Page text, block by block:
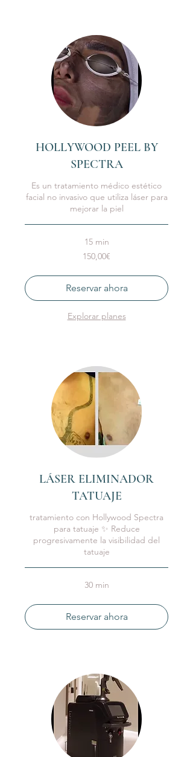
HOLLYWOOD PEEL BY
SPECTRA
Es un tratamiento médico estético
facial no invasivo que utiliza láser para
mejorar la piel
15 min
150,00€
Reservar ahora
Explorar planes
LÁSER ELIMINADOR
TATUAJE
tratamiento con Hollywood Spectra
para tatuaje ✨ Reduce
progresivamente la visibilidad del
tatuaje
30 min
Reservar ahora